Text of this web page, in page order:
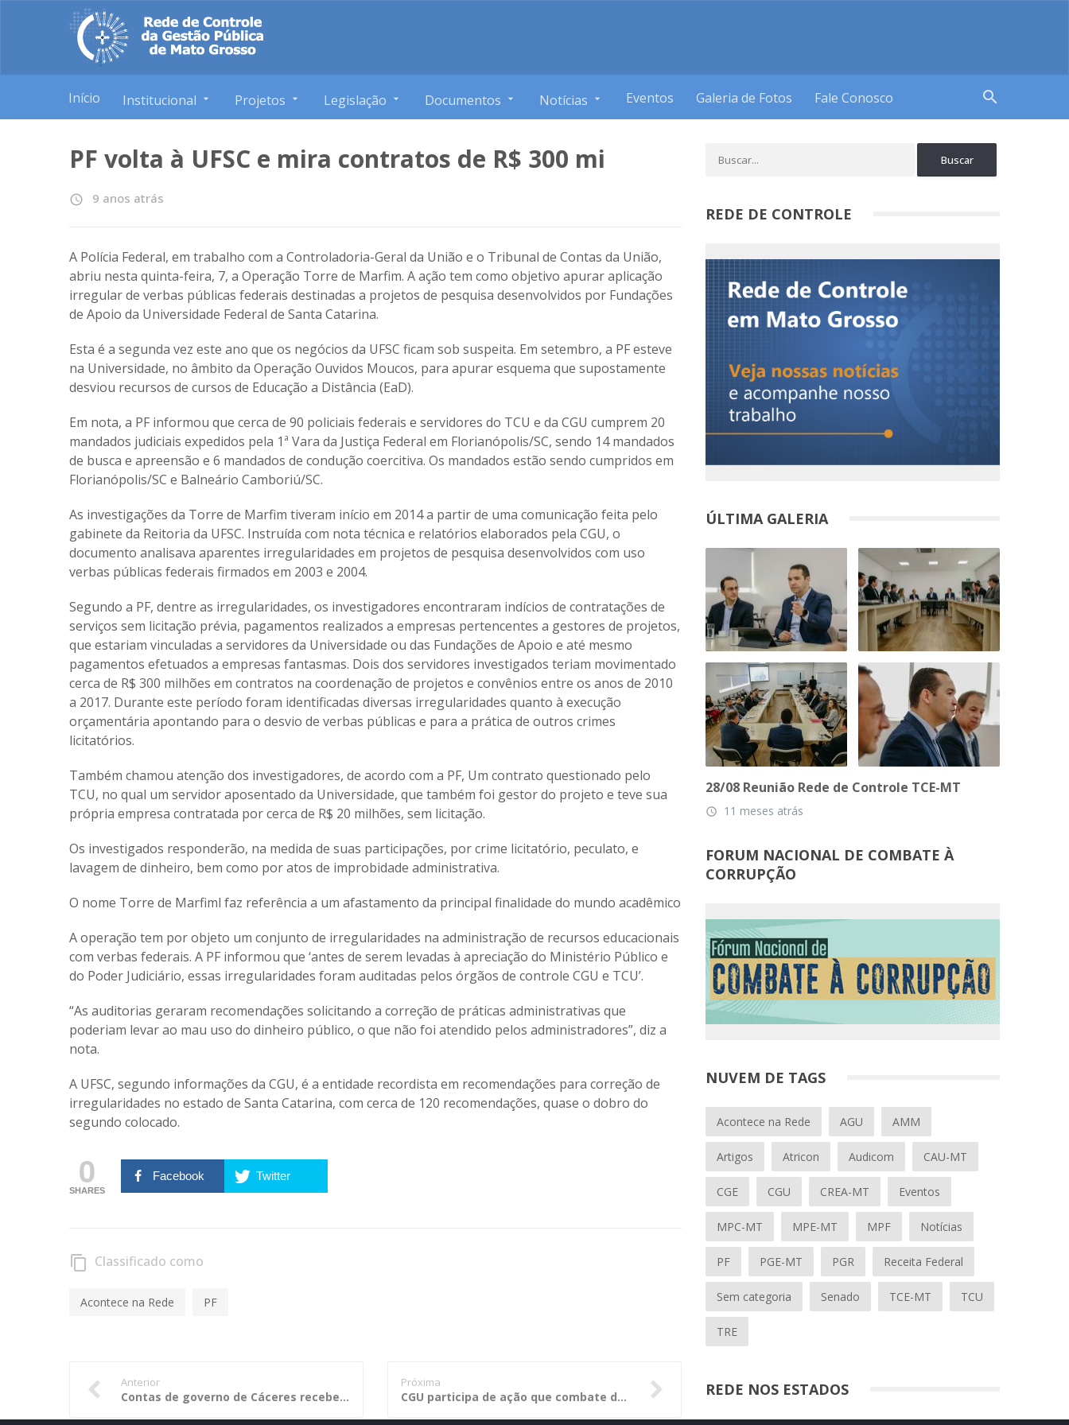
Início Institucional Projetos Legislação Documentos Notícias Eventos Galeria de Fotos Fale Conosco search
PF volta à UFSC e mira contratos de R$ 300 mi
access_time 9 anos atrás
A Polícia Federal, em trabalho com a Controladoria-Geral da União e o Tribunal de Contas da União,
abriu nesta quinta-feira, 7, a Operação Torre de Marfim. A ação tem como objetivo apurar aplicação
irregular de verbas públicas federais destinadas a projetos de pesquisa desenvolvidos por Fundações
de Apoio da Universidade Federal de Santa Catarina.
Esta é a segunda vez este ano que os negócios da UFSC ficam sob suspeita. Em setembro, a PF esteve
na Universidade, no âmbito da Operação Ouvidos Moucos, para apurar esquema que supostamente
desviou recursos de cursos de Educação a Distância (EaD).
Em nota, a PF informou que cerca de 90 policiais federais e servidores do TCU e da CGU cumprem 20
mandados judiciais expedidos pela 1ª Vara da Justiça Federal em Florianópolis/SC, sendo 14 mandados
de busca e apreensão e 6 mandados de condução coercitiva. Os mandados estão sendo cumpridos em
Florianópolis/SC e Balneário Camboriú/SC.
As investigações da Torre de Marfim tiveram início em 2014 a partir de uma comunicação feita pelo
gabinete da Reitoria da UFSC. Instruída com nota técnica e relatórios elaborados pela CGU, o
documento analisava aparentes irregularidades em projetos de pesquisa desenvolvidos com uso
verbas públicas federais firmados em 2003 e 2004.
Segundo a PF, dentre as irregularidades, os investigadores encontraram indícios de contratações de
serviços sem licitação prévia, pagamentos realizados a empresas pertencentes a gestores de projetos,
que estariam vinculadas a servidores da Universidade ou das Fundações de Apoio e até mesmo
pagamentos efetuados a empresas fantasmas. Dois dos servidores investigados teriam movimentado
cerca de R$ 300 milhões em contratos na coordenação de projetos e convênios entre os anos de 2010
a 2017. Durante este período foram identificadas diversas irregularidades quanto à execução
orçamentária apontando para o desvio de verbas públicas e para a prática de outros crimes
licitatórios.
Também chamou atenção dos investigadores, de acordo com a PF, Um contrato questionado pelo
TCU, no qual um servidor aposentado da Universidade, que também foi gestor do projeto e teve sua
própria empresa contratada por cerca de R$ 20 milhões, sem licitação.
Os investigados responderão, na medida de suas participações, por crime licitatório, peculato, e
lavagem de dinheiro, bem como por atos de improbidade administrativa.
O nome Torre de Marfiml faz referência a um afastamento da principal finalidade do mundo acadêmico
A operação tem por objeto um conjunto de irregularidades na administração de recursos educacionais
com verbas federais. A PF informou que ‘antes de serem levadas à apreciação do Ministério Público e
do Poder Judiciário, essas irregularidades foram auditadas pelos órgãos de controle CGU e TCU’.
“As auditorias geraram recomendações solicitando a correção de práticas administrativas que
poderiam levar ao mau uso do dinheiro público, o que não foi atendido pelos administradores”, diz a
nota.
A UFSC, segundo informações da CGU, é a entidade recordista em recomendações para correção de
irregularidades no estado de Santa Catarina, com cerca de 120 recomendações, quase o dobro do
segundo colocado.
0
SHARES
Facebook Twitter
content_copy Classificado como
Acontece na Rede PF
Anterior
Contas de governo de Cáceres recebem parecer favorável à aprovação pelo TCE
Próxima
CGU participa de ação que combate desvios de recursos públicos na UFSC
REDE DE CONTROLE
ÚLTIMA GALERIA
28/08 Reunião Rede de Controle TCE-MT
access_time 11 meses atrás
FORUM NACIONAL DE COMBATE À
CORRUPÇÃO
NUVEM DE TAGS
Acontece na Rede AGU AMM
Artigos Atricon Audicom CAU-MT
CGE CGU CREA-MT Eventos
MPC-MT MPE-MT MPF Notícias
PF PGE-MT PGR Receita Federal
Sem categoria Senado TCE-MT TCU
TRE
REDE NOS ESTADOS